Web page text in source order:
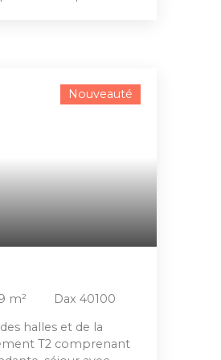
! Contactez nous
!
Nouveauté
m²
Dax 40100
halles et de la
T2 comprenant